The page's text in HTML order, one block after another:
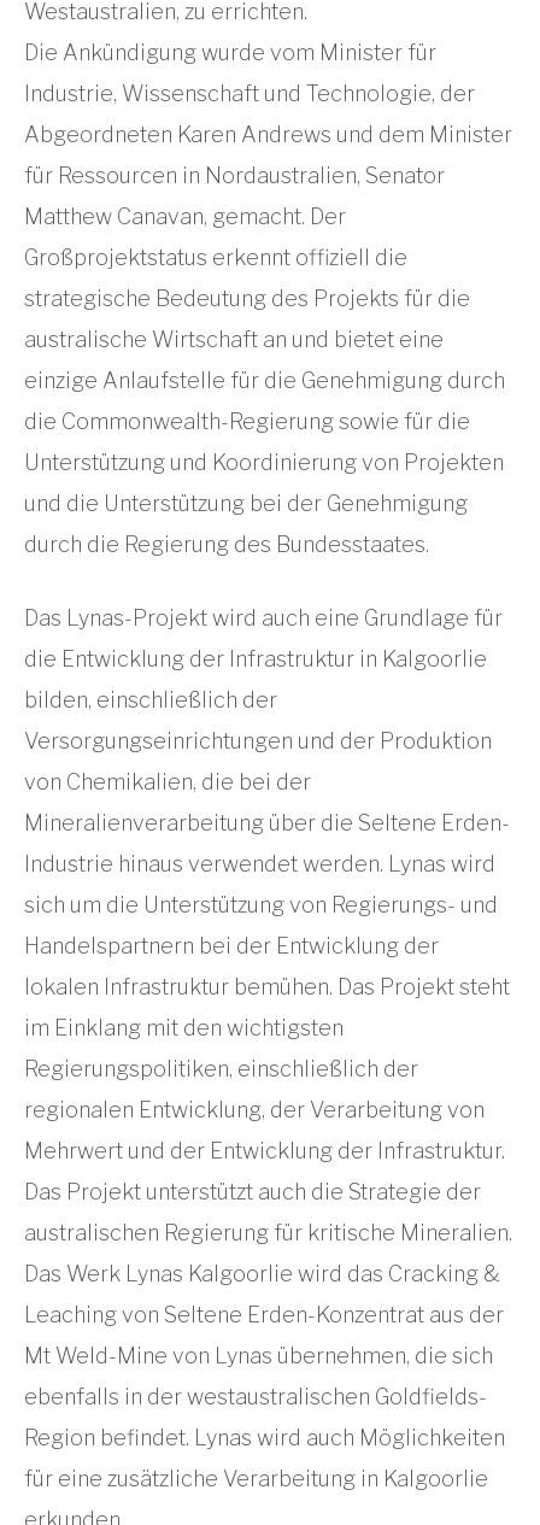
Westaustralien, zu errichten.
Die Ankündigung wurde vom Minister für
Industrie, Wissenschaft und Technologie, der
Abgeordneten Karen Andrews und dem Minister
für Ressourcen in Nordaustralien, Senator
Matthew Canavan, gemacht. Der
Großprojektstatus erkennt offiziell die
strategische Bedeutung des Projekts für die
australische Wirtschaft an und bietet eine
einzige Anlaufstelle für die Genehmigung durch
die Commonwealth-Regierung sowie für die
Unterstützung und Koordinierung von Projekten
und die Unterstützung bei der Genehmigung
durch die Regierung des Bundesstaates.
Das Lynas-Projekt wird auch eine Grundlage für
die Entwicklung der Infrastruktur in Kalgoorlie
bilden, einschließlich der
Versorgungseinrichtungen und der Produktion
von Chemikalien, die bei der
Mineralienverarbeitung über die Seltene Erden-
Industrie hinaus verwendet werden. Lynas wird
sich um die Unterstützung von Regierungs- und
Handelspartnern bei der Entwicklung der
lokalen Infrastruktur bemühen. Das Projekt steht
im Einklang mit den wichtigsten
Regierungspolitiken, einschließlich der
regionalen Entwicklung, der Verarbeitung von
Mehrwert und der Entwicklung der Infrastruktur.
Das Projekt unterstützt auch die Strategie der
australischen Regierung für kritische Mineralien.
Das Werk Lynas Kalgoorlie wird das Cracking &
Leaching von Seltene Erden-Konzentrat aus der
Mt Weld-Mine von Lynas übernehmen, die sich
ebenfalls in der westaustralischen Goldfields-
Region befindet. Lynas wird auch Möglichkeiten
für eine zusätzliche Verarbeitung in Kalgoorlie
erkunden.